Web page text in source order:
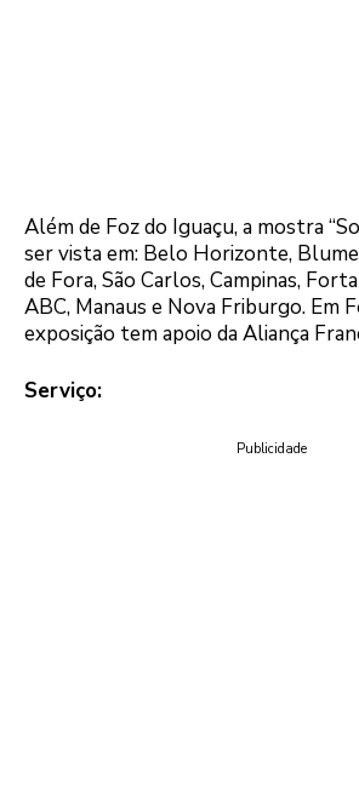
Além de Foz do Iguaçu, a mostra
ser vista em: Belo Horizonte,
de Fora, São Carlos, Campinas,
ABC, Manaus e Nova Friburgo. Em
exposição tem apoio da Aliança
Serviço:
Publicidade